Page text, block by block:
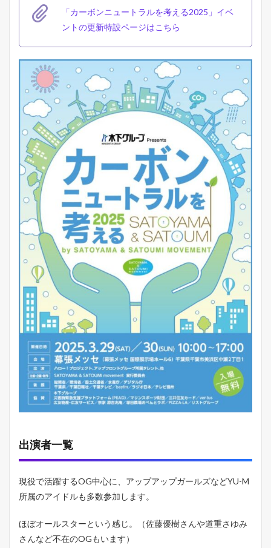
0
2
セ
ッ
ト
リ
ス
ト
と
グ
ル
ー
プ
別
の
感
想
4.1
各
公
演
グ
ル
ー
プ
別
感
想
5
そ
の
他
フ
関
連
レ
5.1
お
「カーボンニュートラルを考える2025」イベ
ントの更新特設ページはこちら
出演者一覧
現役で活躍するOG中心に、アップアップガールズなどYU-M
所属のアイドルも多数参加します。
ほぼオールスターという感じ。（佐藤優樹さんや道重さゆみ
さんなど不在のOGもいます）